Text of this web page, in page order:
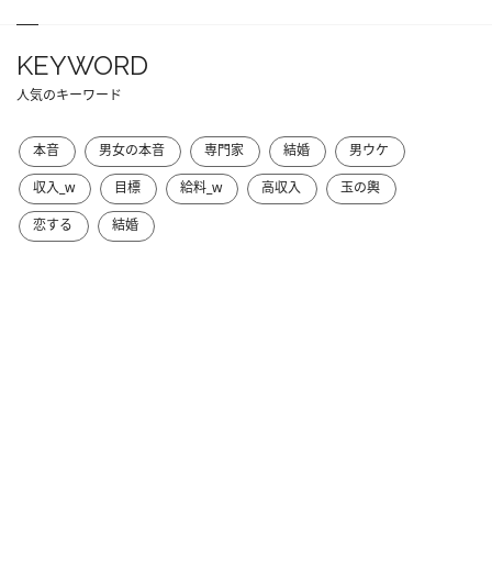
KEYWORD
人気のキーワード
本音 男女の本音 専門家 結婚
男ウケ
収入_w
目標 給料_w 高収入
玉の輿
恋する
結婚